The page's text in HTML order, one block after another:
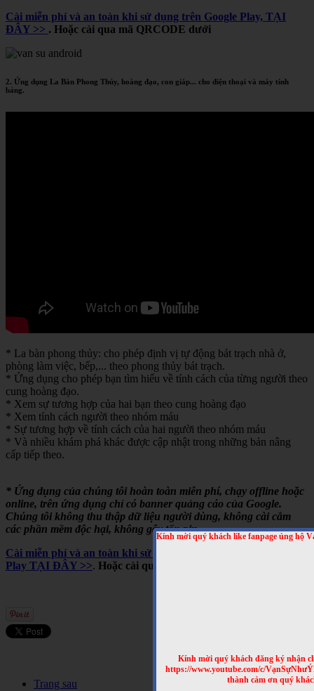
Kính mời quý khách like fanpage ủng hộ
Kính mời quý khách đăng ký nhận
https://www.youtube.com/c/
thành cảm ơn quý
Cài miễn phí và an toàn khi sử dụng trên Google Play, TẠI
ĐÂY >> . Hoặc cài qua mã QRCODE dưới
2. Ứng dụng La Bàn Phong Thủy, hoàng đạo, con giáp... cho điện thoại và máy tính
bảng.
* La bàn phong thủy: cho phép định vị tự động bát trạch nhà ở,
phòng làm việc, bếp,... theo phong thủy bát trạch.
* Ứng dụng cho phép bạn tìm hiểu về tính cách của từng người theo
cung hoàng đạo.
* Xem sự tương hợp của hai bạn theo cung hoàng đạo
* Xem tính cách người theo nhóm máu
* Sự tương hợp về tính cách của hai người theo nhóm máu
* Và nhiều khám phá khác được cập nhật trong những bản nâng
cấp tiếp theo.
* Ứng dụng của chúng tôi hoàn toàn miễn phí, chạy offline hoặc
online, trên ứng dụng chỉ có banner quảng cáo của Google.
Chúng tôi không thu thập dữ liệu người dùng, không cài cắm
các phần mềm độc hại, không gây tốn pin,...
Cài miễn phí và an toàn khi sử dụng cho Android, trên Google
Play TẠI ĐÂY >>. Hoặc cài qua mã QRCODE sau
Trang sau